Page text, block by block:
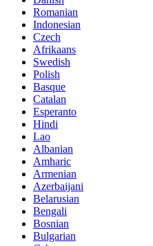
Romanian
Indonesian
Czech
Afrikaans
Swedish
Polish
Basque
Catalan
Esperanto
Hindi
Lao
Albanian
Amharic
Armenian
Azerbaijani
Belarusian
Bengali
Bosnian
Bulgarian